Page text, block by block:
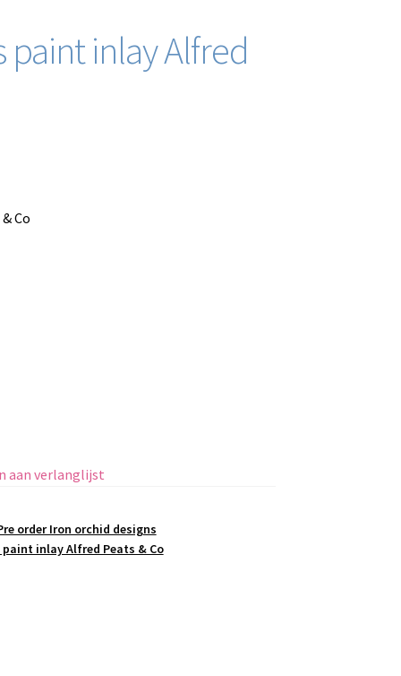
inlay Alfred
Co
aan verlanglijst
order Iron orchid designs
inlay Alfred Peats & Co